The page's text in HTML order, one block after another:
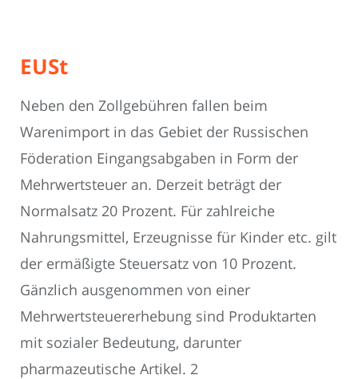
EUSt
Neben den Zollgebühren fallen beim
Warenimport in das Gebiet der Russischen
Föderation Eingangsabgaben in Form der
Mehrwertsteuer an. Derzeit beträgt der
Normalsatz 20 Prozent. Für zahlreiche
Nahrungsmittel, Erzeugnisse für Kinder etc. gilt
der ermäßigte Steuersatz von 10 Prozent.
Gänzlich ausgenommen von einer
Mehrwertsteuererhebung sind Produktarten
mit sozialer Bedeutung, darunter
pharmazeutische Artikel. 2